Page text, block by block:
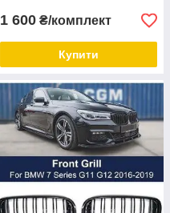
1 600 ₴/комплект
Купити